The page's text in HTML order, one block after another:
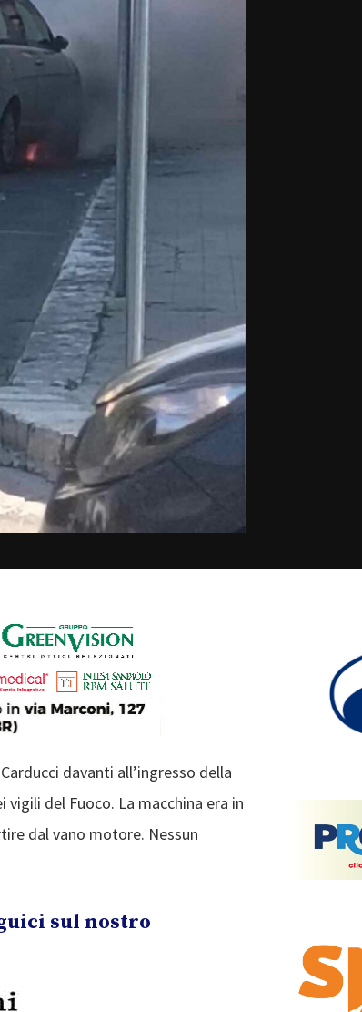
davanti all’ingresso della
del Fuoco. La macchina era in
dal vano motore. Nessun
sul nostro